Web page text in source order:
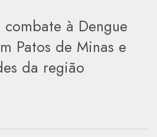
à Dengue
Patos de Minas e
da região